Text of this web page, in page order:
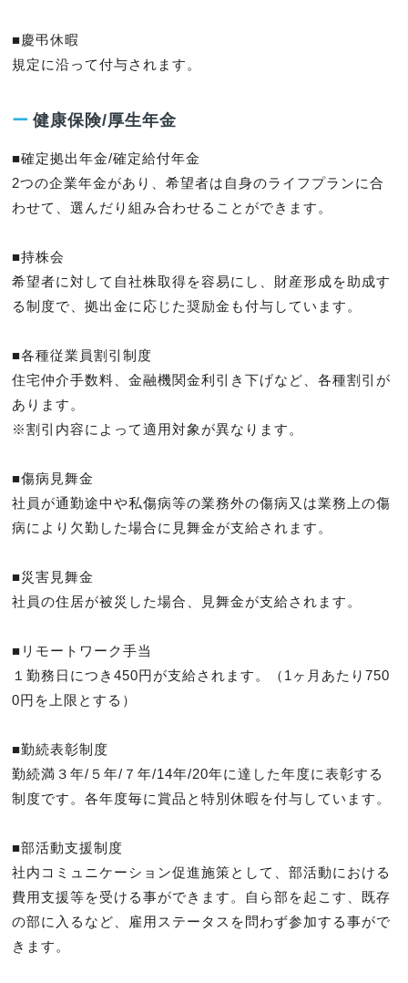
■慶弔休暇
規定に沿って付与されます。
ー 健康保険/厚生年金
■確定拠出年金/確定給付年金
2つの企業年金があり、希望者は自身のライフプランに合
わせて、選んだり組み合わせることができます。
■持株会
希望者に対して自社株取得を容易にし、財産形成を助成す
る制度で、拠出金に応じた奨励金も付与しています。
■各種従業員割引制度
住宅仲介手数料、金融機関金利引き下げなど、各種割引が
あります。
※割引内容によって適用対象が異なります。
■傷病見舞金
社員が通勤途中や私傷病等の業務外の傷病又は業務上の傷
病により欠勤した場合に見舞金が支給されます。
■災害見舞金
社員の住居が被災した場合、見舞金が支給されます。
■リモートワーク手当
１勤務日につき450円が支給されます。（1ヶ月あたり750
0円を上限とする）
■勤続表彰制度
勤続満３年/５年/７年/14年/20年に達した年度に表彰する
制度です。各年度毎に賞品と特別休暇を付与しています。
■部活動支援制度
社内コミュニケーション促進施策として、部活動における
費用支援等を受ける事ができます。自ら部を起こす、既存
の部に入るなど、雇用ステータスを問わず参加する事がで
きます。